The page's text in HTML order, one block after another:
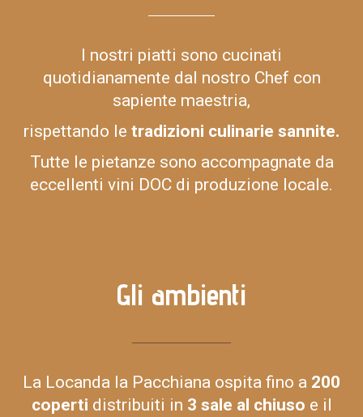
I nostri piatti sono cucinati
quotidianamente dal nostro Chef con
sapiente maestria,
rispettando le tradizioni culinarie sannite.
Tutte le pietanze sono accompagnate da
eccellenti vini DOC di produzione locale.
Gli ambienti
La Locanda la Pacchiana ospita fino a 200
coperti distribuiti in 3 sale al chiuso e il